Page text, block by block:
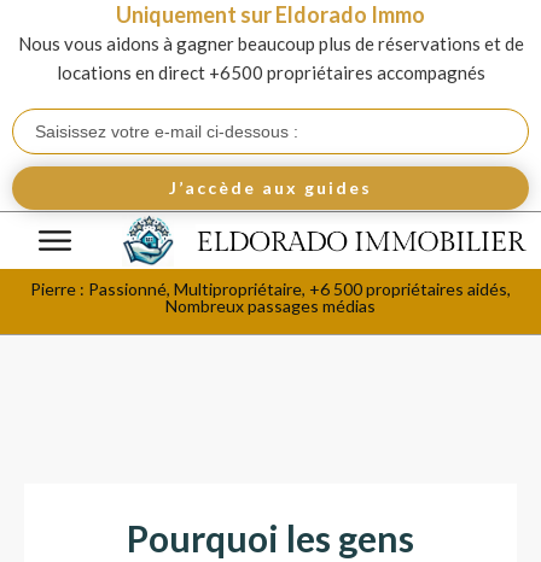
Uniquement sur Eldorado Immo
Nous vous aidons à gagner beaucoup plus de réservations et de
locations en direct +6500 propriétaires accompagnés
J’accède aux guides
Pierre : Passionné, Multipropriétaire, +6 500 propriétaires aidés,
Nombreux passages médias
Pourquoi les gens